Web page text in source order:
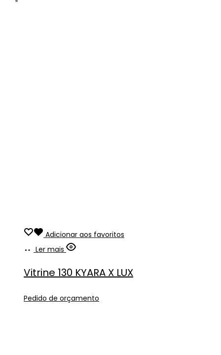
Adicionar aos favoritos
Ler mais
Vitrine 130 KYARA X LUX
Pedido de orçamento